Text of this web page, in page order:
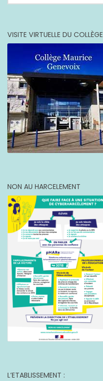
VISITE VIRTUELLE DU COLLÈGE
NON AU HARCELEMENT
L’ETABLISSEMENT :